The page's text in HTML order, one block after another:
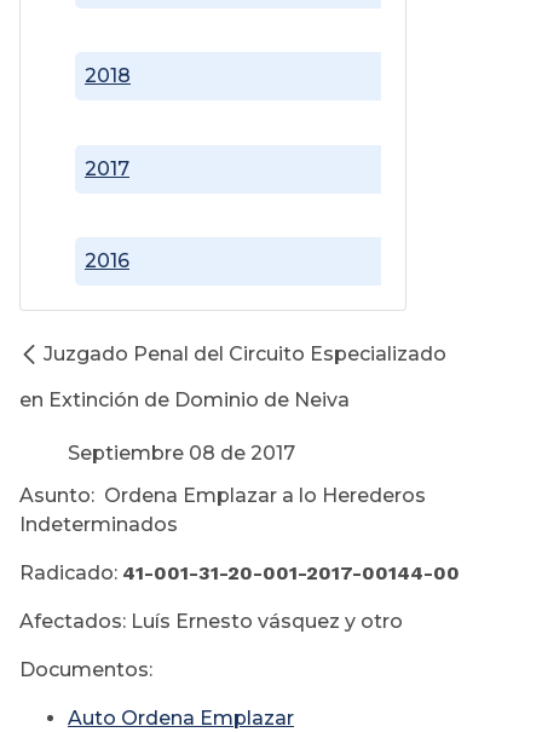
2016
2017
2018
Juzgado Penal del Circuito Especializado
en Extinción de Dominio de Neiva
Septiembre 08 de 2017
Asunto: Ordena Emplazar a lo Herederos
Indeterminados
Radicado: 41-001-31-20-001-2017-00144-00
Afectados: Luís Ernesto vásquez y otro
Documentos:
Auto Ordena Emplazar